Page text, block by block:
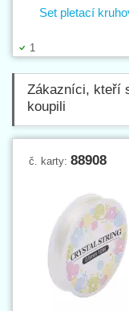
1
Set pletací
Zákazníci, kteří
koupili
č. karty: 88908